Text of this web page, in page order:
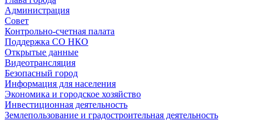
Администрация
Совет
Контрольно-счетная палата
Поддержка СО НКО
Открытые данные
Видеотрансляция
Безопасный город
Информация для населения
Экономика и городское хозяйство
Инвестиционная деятельность
Землепользование и градостроительная деятельность